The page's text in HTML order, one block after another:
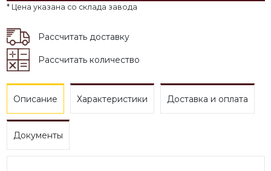
* Цена указана со склада завода
Рассчитать доставку
Рассчитать количество
Описание Характеристики Доставка и оплата
Документы